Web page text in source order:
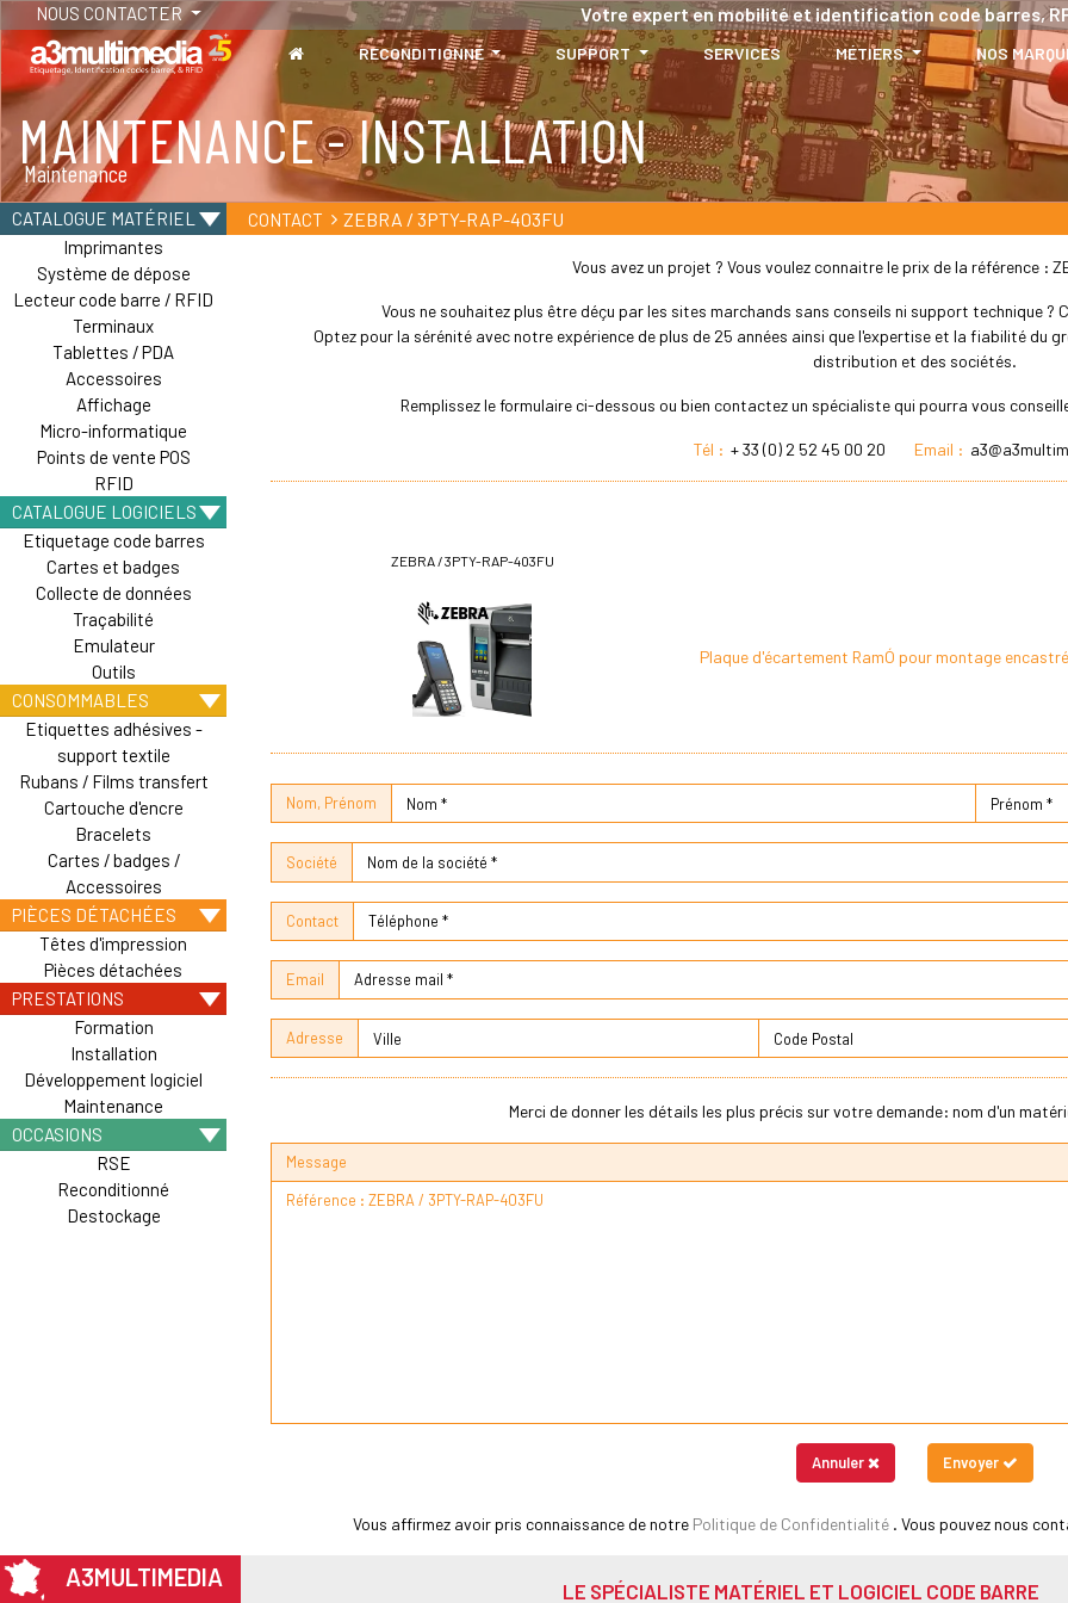
NOUS CONTACTER Votre expert en mobilité et identification code barres,
RECONDITIONNÉ SUPPORT SERVICES MÉTIERS NOS
MAINTENANCE - INSTALLATION
Maintenance
TABLETTES
Tablettes durcies - Étanches - Résistantes
CATALOGUE MATÉRIEL
Imprimantes
Système de dépose
Lecteur code barre / RFID
Terminaux
Tablettes / PDA
Accessoires
Affichage
Micro-informatique
Points de vente POS
RFID
CATALOGUE LOGICIELS
Etiquetage code barres
Cartes et badges
Collecte de données
Traçabilité
Emulateur
Outils
CONSOMMABLES
Etiquettes adhésives -
support textile
Rubans / Films transfert
Cartouche d'encre
Bracelets
Cartes / badges /
Accessoires
PIÈCES DÉTACHÉES
Têtes d'impression
Pièces détachées
PRESTATIONS
Formation
Installation
Développement logiciel
Maintenance
OCCASIONS
RSE
Reconditionné
Destockage
CONTACT ZEBRA / 3PTY-RAP-403FU
Vous avez un projet ? Vous voulez connaitre le prix de la référence :
Vous ne souhaitez plus être déçu par les sites marchands sans conseils ni support technique ?
Optez pour la sérénité avec notre expérience de plus de 25 années ainsi que l'expertise et la fiabilité du
distribution et des sociétés.
Remplissez le formulaire ci-dessous ou bien contactez un spécialiste qui pourra vous
Tél : + 33 (0) 2 52 45 00 20 Email :
ZEBRA / 3PTY-RAP-403FU
Plaque d'écartement RamÓ pour montage encastré
Nom, Prénom
Société
Contact
Email
Adresse
Merci de donner les détails les plus précis sur votre demande: nom d'un
Message
Annuler Envoyer
Vous affirmez avoir pris connaissance de notre Politique de Confidentialité . Vous pouvez nous
A3MULTIMEDIA LE SPÉCIALISTE MATÉRIEL ET LOGICIEL CODE BARRE